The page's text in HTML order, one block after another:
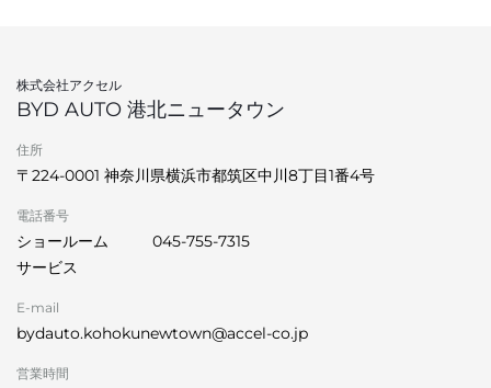
株式会社アクセル
BYD AUTO 港北ニュータウン
住所
〒224-0001 神奈川県横浜市都筑区中川8丁目1番4号
電話番号
ショールーム
045-755-7315
サービス
E-mail
bydauto.kohokunewtown@accel-co.jp
営業時間